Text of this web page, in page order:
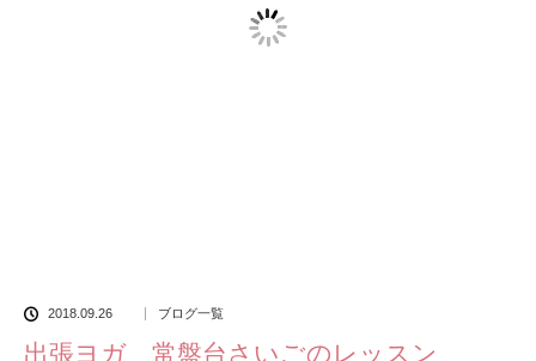
2018.09.26 ブログ一覧
出張ヨガ 常盤台さいごのレッスン